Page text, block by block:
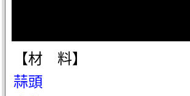
【材 料】
蒜頭